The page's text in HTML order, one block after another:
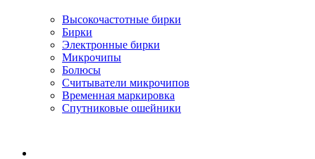
Высокочастотные бирки
Бирки
Электронные бирки
Микрочипы
Болюсы
Считыватели микрочипов
Временная маркировка
Спутниковые ошейники